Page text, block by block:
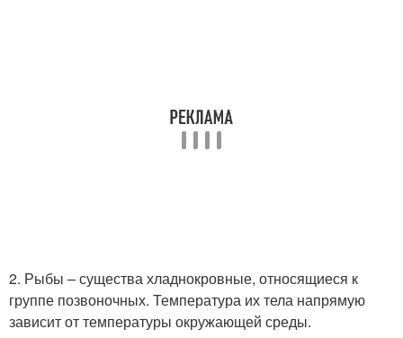
2. Рыбы – существа хладнокровные, относящиеся к
группе позвоночных. Температура их тела напрямую
зависит от температуры окружающей среды.